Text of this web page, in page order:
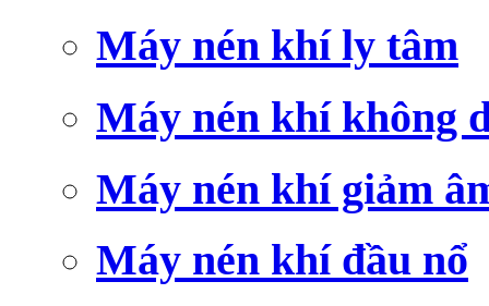
Máy nén khí ly tâm
Máy nén khí không
Máy nén khí giảm
Máy nén khí đầu nổ